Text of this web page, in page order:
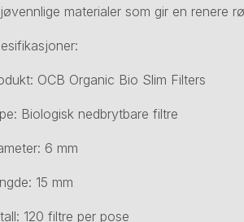
materialer som gir en renere
OCB Organic Bio Slim Filters
Biologisk nedbrytbare filtre
6 mm
15 mm
120 filtre per pose